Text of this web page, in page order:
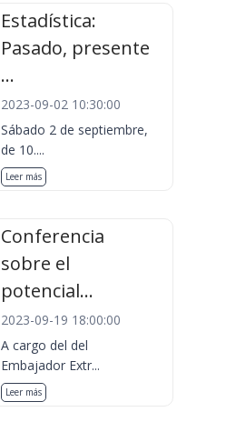
Estadística:
Pasado, presente
...
2023-09-02 10:30:00
Sábado 2 de septiembre,
de 10....
Leer más
Conferencia
sobre el
potencial...
2023-09-19 18:00:00
A cargo del del
Embajador Extr...
Leer más